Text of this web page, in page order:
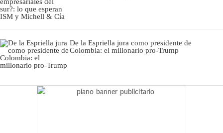
De la Espriella jura como presidente de
Colombia: el millonario pro-Trump